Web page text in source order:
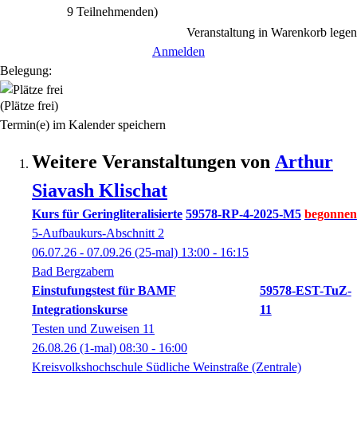
9 Teilnehmenden)
Veranstaltung in Warenkorb legen
Anmelden
Belegung:
(Plätze frei)
Termin(e) im Kalender speichern
Weitere Veranstaltungen von Arthur
Siavash Klischat
Kurs für Geringliteralisierte 59578-RP-4-2025-M5
5-Aufbaukurs-Abschnitt 2
06.07.26 - 07.09.26 (25-mal) 13:00 - 16:15
Bad Bergzabern
Einstufungstest für BAMF
Integrationskurse
59578-EST-TuZ-
11
Testen und Zuweisen 11
26.08.26 (1-mal) 08:30 - 16:00
Kreisvolkshochschule Südliche Weinstraße (Zentrale)